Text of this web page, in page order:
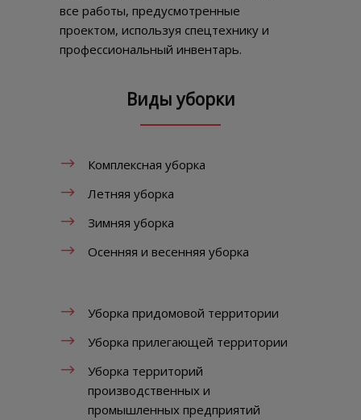
все работы, предусмотренные
проектом, используя спецтехнику и
профессиональный инвентарь.
Виды уборки
Комплексная уборка
Летняя уборка
Зимняя уборка
Осенняя и весенняя уборка
Уборка придомовой территории
Уборка прилегающей территории
Уборка территорий
производственных и
промышленных предприятий